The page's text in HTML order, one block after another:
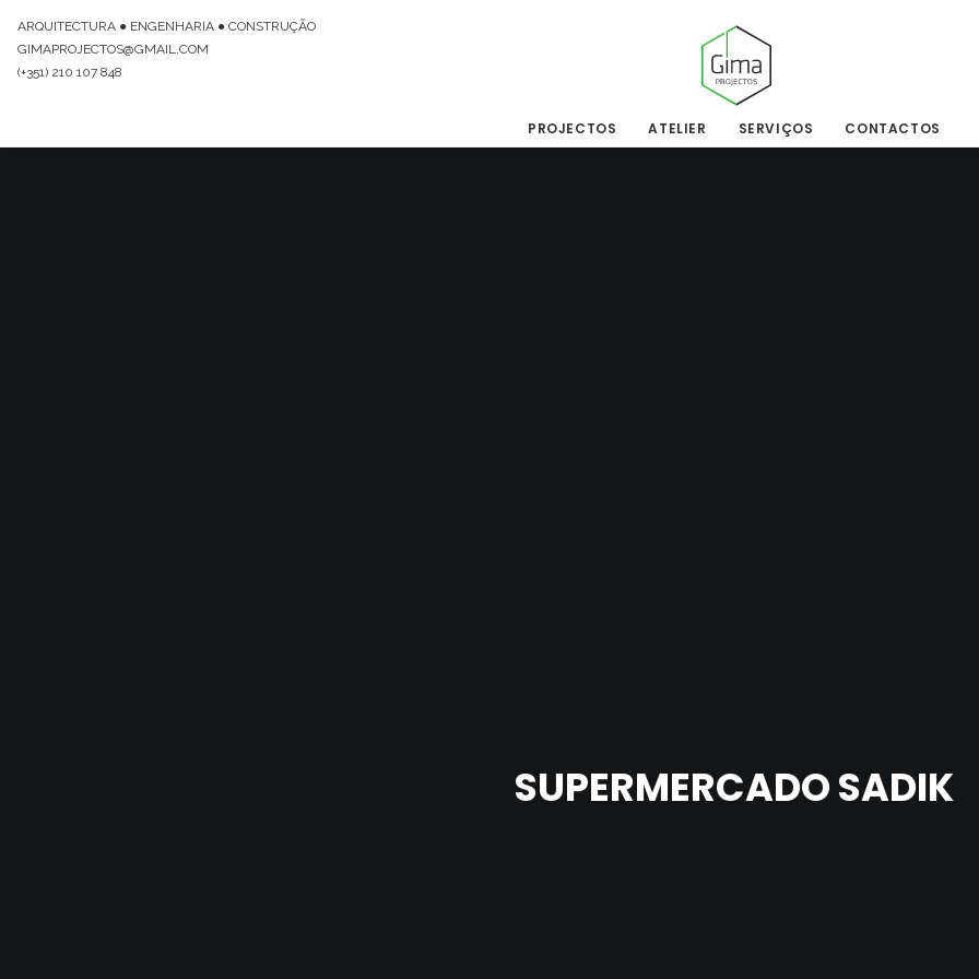
ARQUITECTURA ● ENGENHARIA ● CONSTRUÇÃO
GIMAPROJECTOS@GMAIL.COM
(+351) 210 107 848
PROJECTOS ATELIER SERVIÇOS CONTACTOS
SUPERMERCADO SADIK